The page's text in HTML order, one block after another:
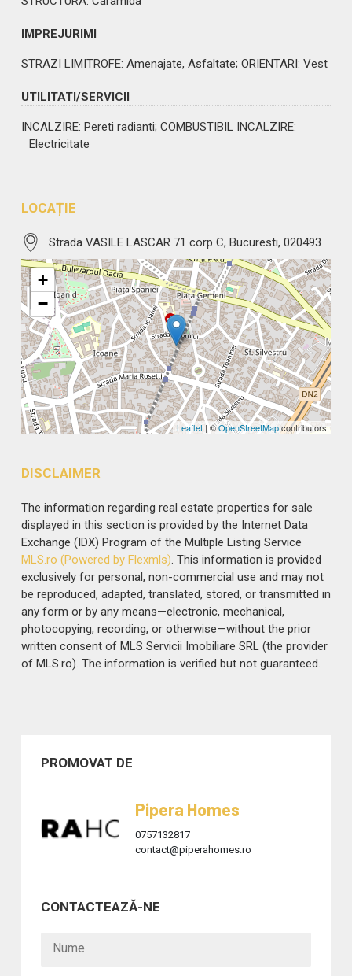
IMPREJURIMI
STRAZI LIMITROFE: Amenajate, Asfaltate; ORIENTARI: Vest
UTILITATI/SERVICII
INCALZIRE: Pereti radianti; COMBUSTIBIL INCALZIRE:
Electricitate
LOCAȚIE
Strada VASILE LASCAR 71 corp C, Bucuresti, 020493
+
−
Leaflet| ©OpenStreetMapcontributors
DISCLAIMER
The information regarding real estate properties for sale
displayed in this section is provided by the Internet Data
Exchange (IDX) Program of the Multiple Listing Service
MLS.ro (Powered by Flexmls) . This information is provided
exclusively for personal, non-commercial use and may not
be reproduced, adapted, translated, stored, or transmitted in
any form or by any means—electronic, mechanical,
photocopying, recording, or otherwise—without the prior
written consent of MLS Servicii Imobiliare SRL (the provider
of MLS.ro). The information is verified but not guaranteed.
PROMOVAT DE
Pipera Homes
0757132817
contact@piperahomes.ro
CONTACTEAZĂ-NE